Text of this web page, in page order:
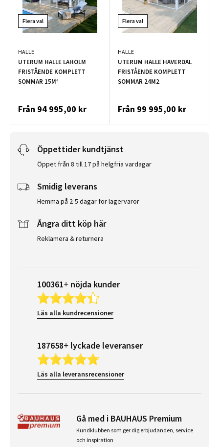
Flera val
HALLE
UTERUM HALLE LAHOLM
FRISTÅENDE KOMPLETT
SOMMAR 15M²
Från 94 995,00 kr
Flera val
HALLE
UTERUM HALLE HAVERDAL
FRISTÅENDE KOMPLETT
SOMMAR 24M2
Från 99 995,00 kr
Öppettider kundtjänst
Öppet från 8 till 17 på helgfria vardagar
Smidig leverans
Hemma på 2-5 dagar för lagervaror
Ångra ditt köp här
Reklamera & returnera
100361+ nöjda kunder
Läs alla kundrecensioner
187658+ lyckade leveranser
Läs alla leveransrecensioner
Gå med i BAUHAUS Premium
Kundklubben som ger dig erbjudanden, service
och inspiration